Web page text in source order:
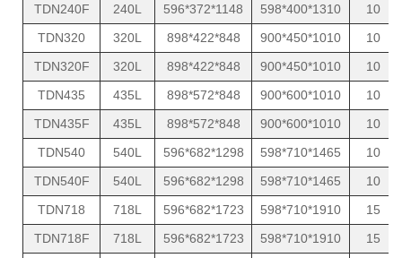
TDN240F
240L 596*372*1148 598*400*1310
10
TDN320
320L 898*422*848 900*450*1010
10
TDN320F
320L 898*422*848 900*450*1010
10
TDN435
435L 898*572*848 900*600*1010
10
TDN435F
435L 898*572*848 900*600*1010
10
TDN540
540L 596*682*1298 598*710*1465
10
TDN540F
540L 596*682*1298 598*710*1465
10
TDN718
718L 596*682*1723 598*710*1910
15
TDN718F
718L 596*682*1723 598*710*1910
15